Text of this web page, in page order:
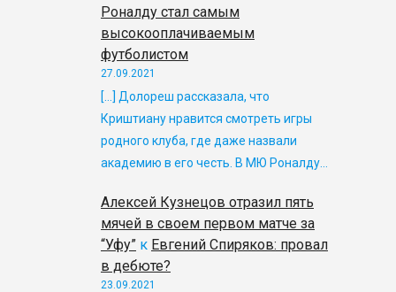
Роналду стал самым
высокооплачиваемым
футболистом
27.09.2021
[…] Долореш рассказала, что
Криштиану нравится смотреть игры
родного клуба, где даже назвали
академию в его честь. В МЮ Роналду…
Алексей Кузнецов отразил пять
мячей в своем первом матче за
“Уфу” к Евгений Спиряков: провал
в дебюте?
23.09.2021